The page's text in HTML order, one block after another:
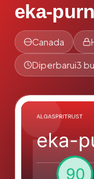
eka-
Canada
Diperbarui3